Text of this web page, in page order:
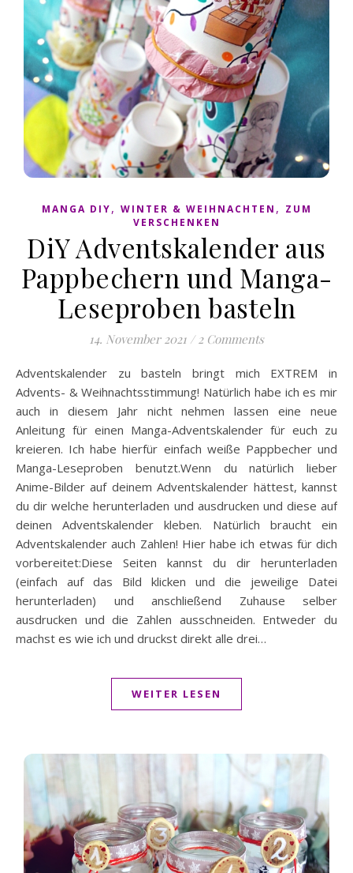
MANGA DIY, WINTER & WEIHNACHTEN , ZUM
VERSCHENKEN
DiY Adventskalender aus
Pappbechern und Manga-
Leseproben basteln
14. November 2021 / 2 Comments
Adventskalender zu basteln bringt mich EXTREM in
Advents- & Weihnachtsstimmung! Natürlich habe ich es mir
auch in diesem Jahr nicht nehmen lassen eine neue
Anleitung für einen Manga-Adventskalender für euch zu
kreieren. Ich habe hierfür einfach weiße Pappbecher und
Manga-Leseproben benutzt.Wenn du natürlich lieber
Anime-Bilder auf deinem Adventskalender hättest, kannst
du dir welche herunterladen und ausdrucken und diese auf
deinen Adventskalender kleben. Natürlich braucht ein
Adventskalender auch Zahlen! Hier habe ich etwas für dich
vorbereitet:Diese Seiten kannst du dir herunterladen
(einfach auf das Bild klicken und die jeweilige Datei
herunterladen) und anschließend Zuhause selber
ausdrucken und die Zahlen ausschneiden. Entweder du
machst es wie ich und druckst direkt alle drei…
WEITER LESEN